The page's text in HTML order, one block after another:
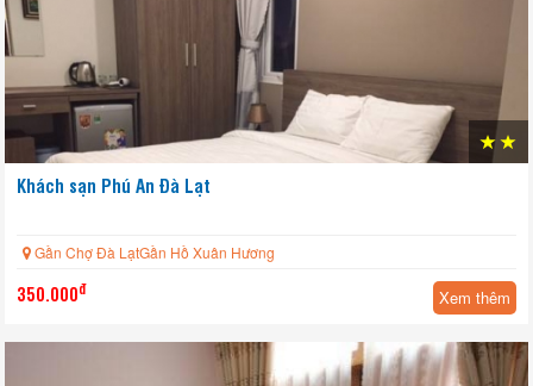
Khách sạn Phú An Đà Lạt
Gần Chợ Đà LạtGần Hồ Xuân Hương
350.000đ Xem thêm